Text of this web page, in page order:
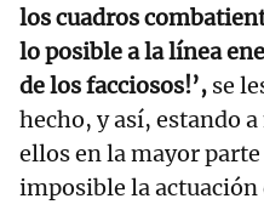
los cuadros
lo posible a la línea
de los facciosos!’, se
hecho, y así, estando
ellos en la mayor
imposible la actuación